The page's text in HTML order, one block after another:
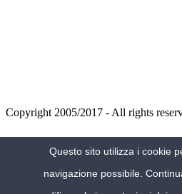
Copyright 2005/2017 - All rights
VIAGGIA IN ITALIA
Alberghi Milano
Alberghi Venezia
Questo sito utilizza i cookie
navigazione possibile.